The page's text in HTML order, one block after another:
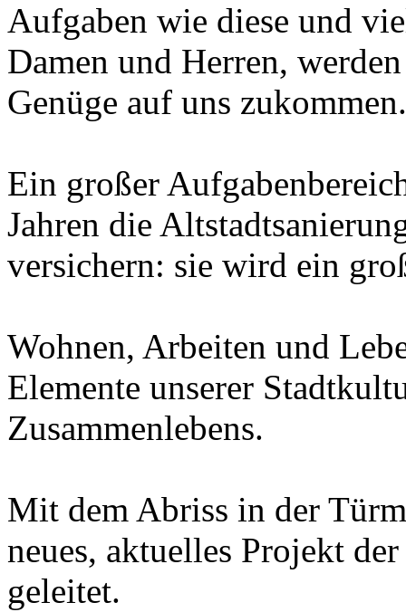
Aufgaben wie diese und
Damen und Herren,
Genüge auf uns zukommen.
Ein großer
Jahren die
versichern: sie wird ein
Wohnen, Arbeiten und
Elemente unserer
Zusammenlebens.
Mit dem Abriss in der
neues, aktuelles Projekt
geleitet.